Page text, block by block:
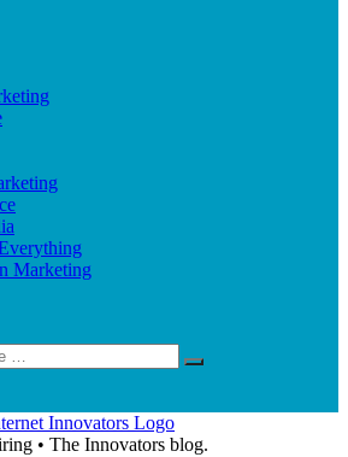
Marketing
• The Innovators blog.